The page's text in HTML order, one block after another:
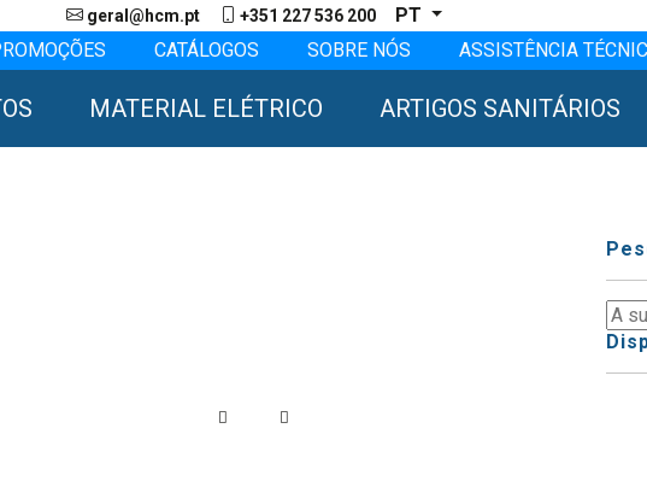
geral@hcm.pt +351 227 536 200
PT
CATÁLOGOS SOBRE NÓS ASSISTÊNCIA
MATERIAL ELÉTRICO ARTIGOS SANITÁRIOS